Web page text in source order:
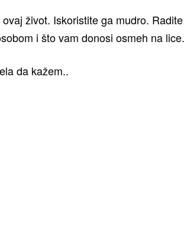
život. Iskoristite ga mudro.
i što vam donosi osmeh na
da kažem..